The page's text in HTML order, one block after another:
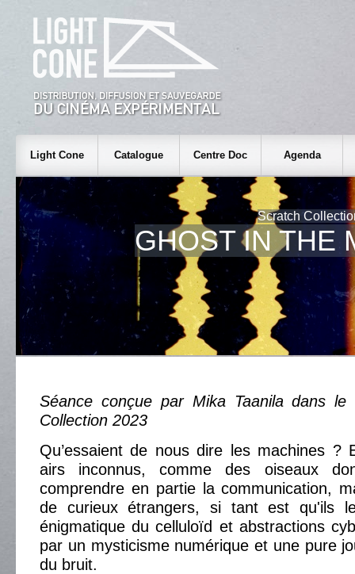
Light Cone Catalogue Centre Doc Agenda
Scratch
GHOST IN THE
Séance conçue par Mika Taanila dans
Collection 2023
Qu’essaient de nous dire les machines ?
airs inconnus, comme des oiseaux
comprendre en partie la communication,
de curieux étrangers, si tant est qu'ils
énigmatique du celluloïd et abstractions
par un mysticisme numérique et une pure
du bruit.